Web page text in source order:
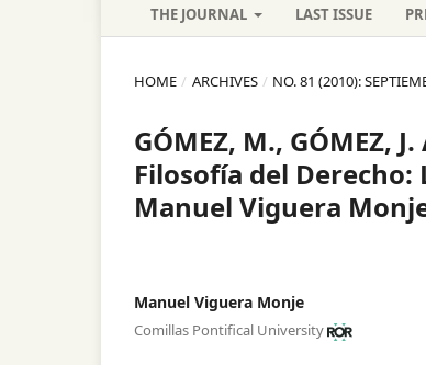
THE JOURNAL LAST ISSUE
HOME / ARCHIVES / NO. 81 (2010):
GÓMEZ, M., GÓMEZ,
Filosofía del Derecho:
Manuel Viguera
Manuel Viguera Monje
Comillas Pontifical University